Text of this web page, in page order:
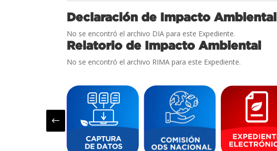
Declaración de Impacto Ambiental
No se encontró el archivo DIA para este Expediente.
Relatorio de Impacto Ambiental
No se encontró el archivo RIMA para este Expediente.
#